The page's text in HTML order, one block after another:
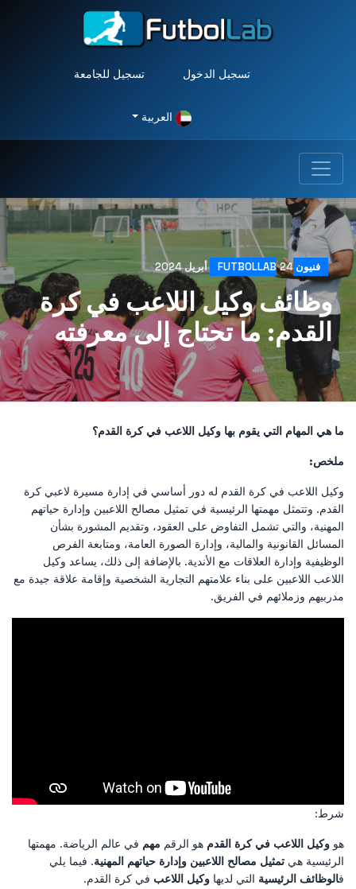
تسجيل الدخول تسجيل للجامعة
العربية
فنيون FUTBOLLAB 24 أبريل 2024
وظائف وكيل اللاعب في كرة
القدم: ما تحتاج إلى معرفته
ما هي المهام التي يقوم بها وكيل اللاعب في كرة القدم؟
ملخص:
وكيل اللاعب في كرة القدم له دور أساسي في إدارة مسيرة لاعبي كرة
القدم. وتتمثل مهمتها الرئيسية في تمثيل مصالح اللاعبين وإدارة حياتهم
المهنية، والتي تشمل التفاوض على العقود، وتقديم المشورة بشأن
المسائل القانونية والمالية، وإدارة الصورة العامة، ومتابعة الفرص
الوظيفية وإدارة العلاقات مع الأندية. بالإضافة إلى ذلك، يساعد وكيل
اللاعب اللاعبين على بناء علامتهم التجارية الشخصية وإقامة علاقة جيدة مع
مدربيهم وزملائهم في الفريق.
شرط:
هو وكيل اللاعب في كرة القدم هو الرقم مهم في عالم الرياضة. مهمتها
الرئيسية هي تمثيل مصالح اللاعبين وإدارة حياتهم المهنية. فيما يلي
فالوظائف الرئيسية التي لديها وكيل اللاعب في كرة القدم.